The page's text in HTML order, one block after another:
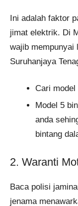
Ini adalah faktor
jimat elektrik. Di
wajib mempunyai
Suruhanjaya
Cari model
Model 5
anda
bintang
2. Waranti
Baca polisi
jenama